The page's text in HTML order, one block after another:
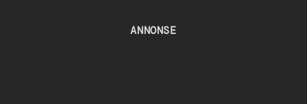
ANNONSE